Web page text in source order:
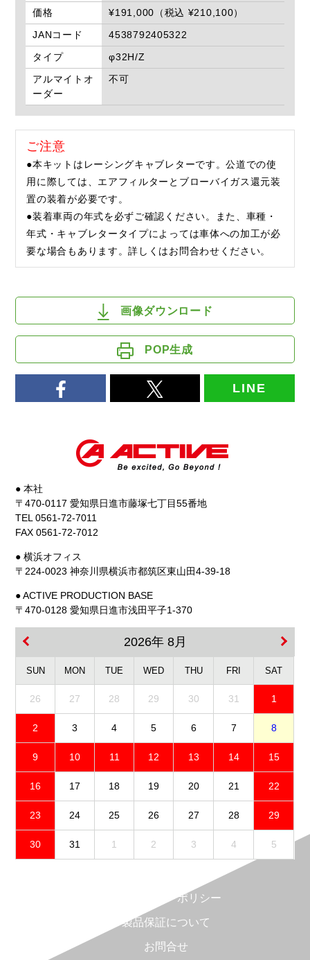
価格
¥191,000（税込 ¥210,100）
JANコード
4538792405322
タイプ
φ32H/Z
アルマイトオ
ーダー
不可
ご注意
●本キットはレーシングキャブレターです。公道での使
用に際しては、エアフィルターとブローバイガス還元装
置の装着が必要です。
●装着車両の年式を必ずご確認ください。また、車種・
年式・キャブレタータイプによっては車体への加工が必
要な場合もあります。詳しくはお問合わせください。
画像ダウンロード
POP生成
LINE
● 本社
〒470-0117 愛知県日進市藤塚七丁目55番地
TEL 0561-72-7011
FAX 0561-72-7012
● 横浜オフィス
〒224-0023 神奈川県横浜市都筑区東山田4-39-18
● ACTIVE PRODUCTION BASE
〒470-0128 愛知県日進市浅田平子1-370
2026年 8月
SUN MON TUE WED THU FRI SAT
26 27 28 29 30 31 1
2 3 4 5 6 7 8
9 10 11 12 13 14 15
16 17 18 19 20 21 22
23 24 25 26 27 28 29
30 31 1 2 3 4 5
プライバシーポリシー
製品保証について
お問合せ